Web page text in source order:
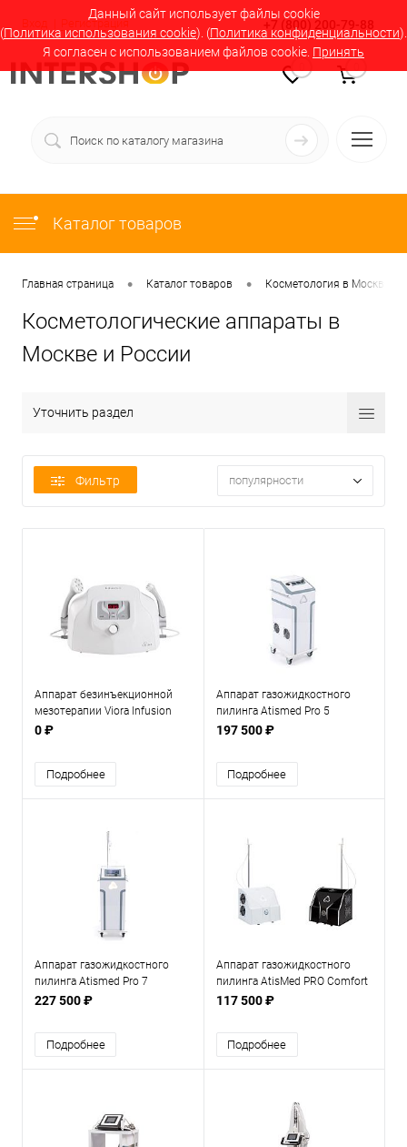
Данный сайт использует файлы cookie
(Политика использования cookie). (Политика конфиденциальности).
Я согласен с использованием файлов cookie. Принять
Вход Регистрация +7 (800) 200-79-88
Каталог товаров
Главная страница • Каталог товаров • Косметология в Москве и
Косметологические аппараты в
Москве и России
Уточнить раздел
Фильтр популярности
Аппарат безинъекционной
мезотерапии Viora Infusion
0 ₽
Подробнее
Аппарат газожидкостного
пилинга Atismed Pro 5
197 500 ₽
Подробнее
Аппарат газожидкостного
пилинга Atismed Pro 7
227 500 ₽
Подробнее
Аппарат газожидкостного
пилинга AtisMed PRO Comfort
117 500 ₽
Подробнее